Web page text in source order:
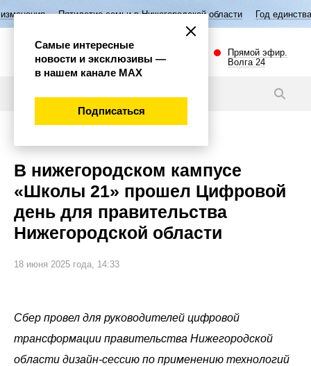
семьи в Нижегородской области Год единства народов
Прямой эфир.
Волга 24
В нижегородском кампусе
«Школы 21» прошел Цифровой
день для правительства
Нижегородской области
18 июня 2025 года, 14:33
Сбер провел для руководителей цифровой
трансформации правительства Нижегородской
области дизайн-сессию по применению технологий
Самые интересные
новости и эксклюзивы —
в нашем канале МАХ
Подписаться